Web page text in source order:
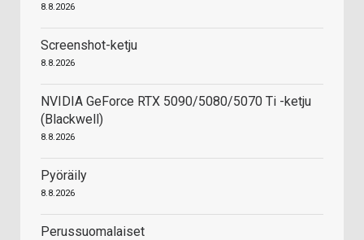
8.8.2026
Screenshot-ketju
8.8.2026
NVIDIA GeForce RTX 5090/5080/5070 Ti -ketju
(Blackwell)
8.8.2026
Pyöräily
8.8.2026
Perussuomalaiset